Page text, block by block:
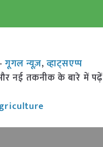
गूगल न्यूज़,व्हाट्सएप्प
नई तकनीक के बारे में पढ़ें